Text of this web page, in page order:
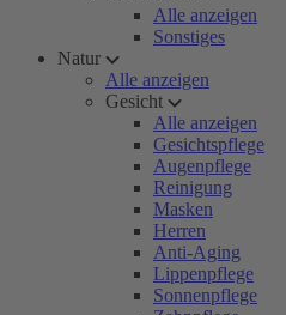
Alle anzeigen
Sonstiges
Natur
Alle anzeigen
Gesicht
Alle anzeigen
Gesichtspflege
Augenpflege
Reinigung
Masken
Herren
Anti-Aging
Lippenpflege
Sonnenpflege